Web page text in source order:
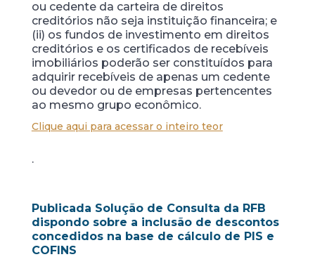
ou cedente da carteira de direitos
creditórios não seja instituição financeira; e
(ii) os fundos de investimento em direitos
creditórios e os certificados de recebíveis
imobiliários poderão ser constituídos para
adquirir recebíveis de apenas um cedente
ou devedor ou de empresas pertencentes
ao mesmo grupo econômico.
Clique aqui para acessar o inteiro teor
.
Publicada Solução de Consulta da RFB
dispondo sobre a inclusão de descontos
concedidos na base de cálculo de PIS e
COFINS